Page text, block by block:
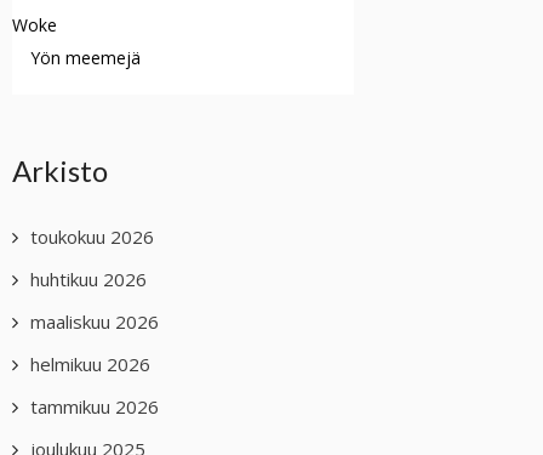
Woke
Yön meemejä
Arkisto
toukokuu 2026
huhtikuu 2026
maaliskuu 2026
helmikuu 2026
tammikuu 2026
joulukuu 2025